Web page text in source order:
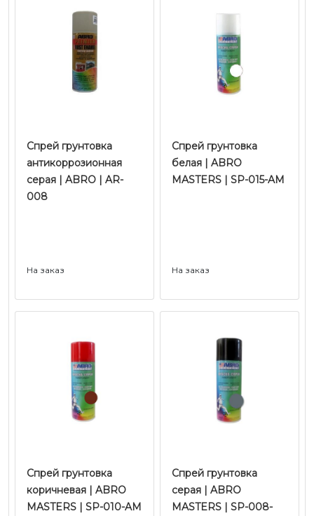
Спрей грунтовка
антикоррозионная
серая | ABRO | AR-
008
На заказ
Спрей грунтовка
белая | ABRO
MASTERS | SP-015-AM
На заказ
Спрей грунтовка
коричневая | ABRO
MASTERS | SP-010-AM
Спрей грунтовка
серая | ABRO
MASTERS | SP-008-